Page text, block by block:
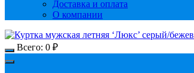
Доставка и оплата
О компании
Всего: 0 ₽